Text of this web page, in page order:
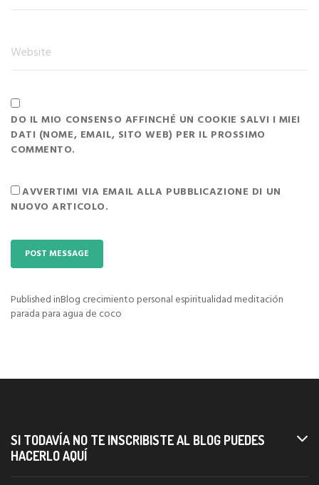
DO IL MIO CONSENSO AFFINCHÉ UN COOKIE SALVI I MIEI
DATI (NOME, EMAIL, SITO WEB) PER IL PROSSIMO
COMMENTO.
AVVERTIMI VIA EMAIL ALLA PUBBLICAZIONE DI UN
NUOVO ARTICOLO.
Navigazione
Published inBlog crecimiento personal espiritualidad meditación
parada para agua de coco
SI TODAVÍA NO TE INSCRIBISTE AL BLOG PUEDES
HACERLO AQUÍ